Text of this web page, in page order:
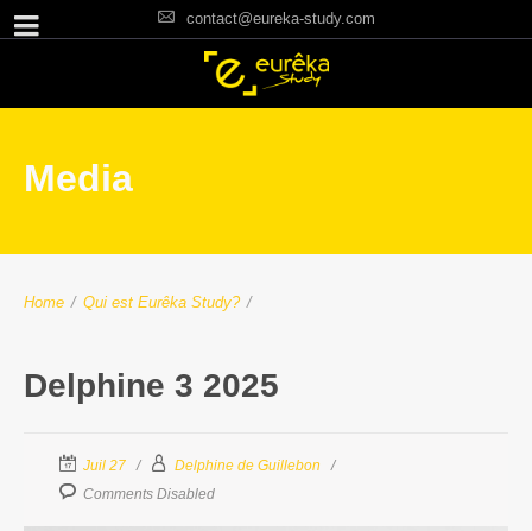
contact@eureka-study.com
Media
Home / Qui est Eurêka Study? /
Delphine 3 2025
Juil 27
Delphine de Guillebon
Comments Disabled